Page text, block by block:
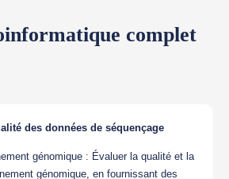
complet
des données de séquençage
génomique : Évaluer la qualité et la
génomique, en fournissant des